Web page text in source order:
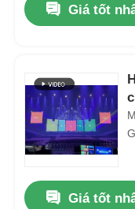
Giá tốt
Giá tốt